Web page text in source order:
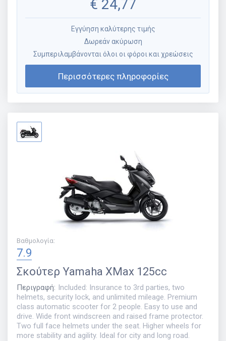
€ 24,77
Εγγύηση καλύτερης τιμής
Δωρεάν ακύρωση
Συμπεριλαμβάνονται όλοι οι φόροι και χρεώσεις
Περισσότερες πληροφορίες
Βαθμολογία:
7.9
Σκούτερ Yamaha XMax 125cc
Περιγραφή:
Included: Insurance to 3rd parties, two
helmets, security lock, and unlimited mileage. Premium
class automatic scooter for 2 people. Easy to use and
drive. Wide front windscreen and raised frame protector.
Two full face helmets under the seat. Higher wheels for
more stability and agility. Ideal for city and long road.